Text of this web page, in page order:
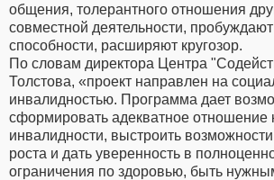
общения, толерантного отношения
совместной деятельности,
способности, расширяют кругозор.
По словам директора Центра
Толстова, «проект направлен на
инвалидностью. Программа дает
сформировать адекватное отношение
инвалидности, выстроить
роста и дать уверенность в
ограничения по здоровью, быть